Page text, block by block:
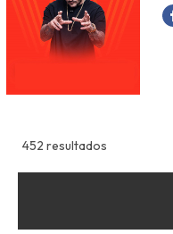
452 resultados